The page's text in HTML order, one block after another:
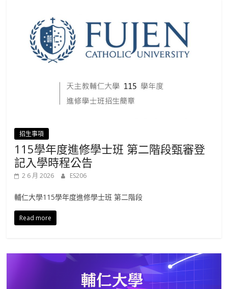
招生事項
115學年度進修學士班 第二階段甄審登
記入學時程公告
2 6 月 2026 ES206
輔仁大學115學年度進修學士班 第二階段
Read more